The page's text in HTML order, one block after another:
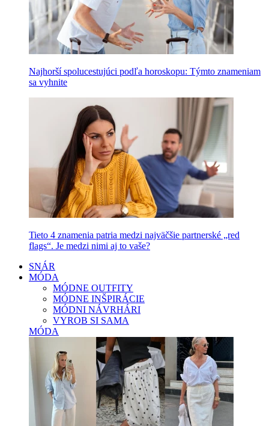
Najhorší spolucestujúci podľa horoskopu: Týmto znameniam
sa vyhnite
Tieto 4 znamenia patria medzi najväčšie partnerské „red
flags“. Je medzi nimi aj to vaše?
SNÁR
MÓDA
MÓDNE OUTFITY
MÓDNE INŠPIRÁCIE
MÓDNI NÁVRHÁRI
VYROB SI SAMA
MÓDA